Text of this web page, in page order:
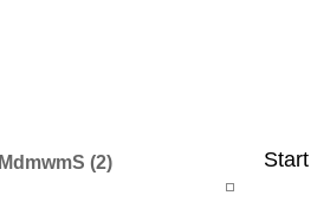
Start
MdmwmS (2)